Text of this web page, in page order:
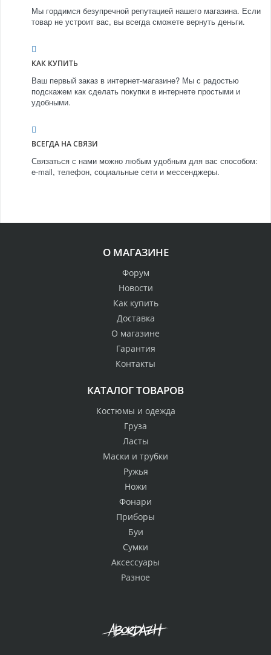
Мы гордимся безупречной репутацией нашего магазина. Если
товар не устроит вас, вы всегда сможете вернуть деньги.
КАК КУПИТЬ
Ваш первый заказ в интернет-магазине? Мы с радостью
подскажем как сделать покупки в интернете простыми и
удобными.
ВСЕГДА НА СВЯЗИ
Связаться с нами можно любым удобным для вас способом:
e-mail, телефон, социальные сети и мессенджеры.
О МАГАЗИНЕ
Форум
Новости
Как купить
Доставка
О магазине
Гарантия
Контакты
КАТАЛОГ ТОВАРОВ
Костюмы и одежда
Груза
Ласты
Маски и трубки
Ружья
Ножи
Фонари
Приборы
Буи
Сумки
Аксессуары
Разное